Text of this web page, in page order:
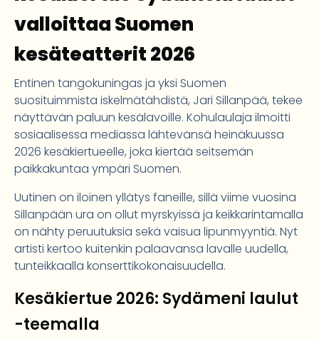
valloittaa Suomen
kesäteatterit 2026
Entinen tangokuningas ja yksi Suomen
suosituimmista iskelmätähdistä, Jari Sillanpää, tekee
näyttävän paluun kesälavoille. Kohulaulaja ilmoitti
sosiaalisessa mediassa lähtevänsä heinäkuussa
2026 kesäkiertueelle, joka kiertää seitsemän
paikkakuntaa ympäri Suomen.
Uutinen on iloinen yllätys faneille, sillä viime vuosina
Sillanpään ura on ollut myrskyissä ja keikkarintamalla
on nähty peruutuksia sekä vaisua lipunmyyntiä. Nyt
artisti kertoo kuitenkin palaavansa lavalle uudella,
tunteikkaalla konserttikokonaisuudella.
Kesäkiertue 2026: Sydämeni laulut
-teemalla